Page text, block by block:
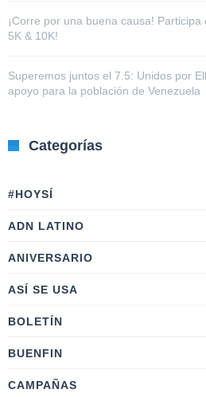
¡Corre por una buena causa!
5K & 10K!
Superemos juntos el 7.5: Unidos por
apoyo para la población de Venezuela
Categorías
#HOYSÍ
ADN LATINO
ANIVERSARIO
ASÍ SE USA
BOLETÍN
BUENFIN
CAMPAÑAS